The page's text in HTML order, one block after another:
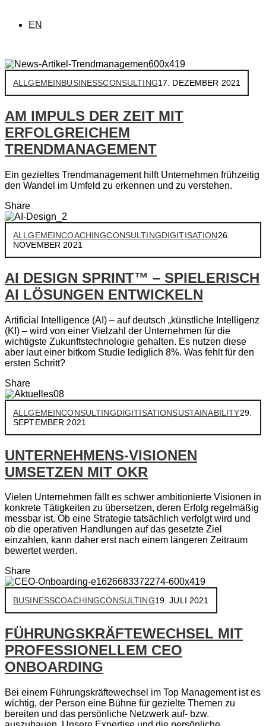
EN
ALLGEMEINBUSINESSCONSULTING17. DEZEMBER 2021
AM IMPULS DER ZEIT MIT
ERFOLGREICHEM
TRENDMANAGEMENT
Ein gezieltes Trendmanagement hilft Unternehmen frühzeitig
den Wandel im Umfeld zu erkennen und zu verstehen.
Share
ALLGEMEINCOACHINGCONSULTINGDIGITISATION26.
NOVEMBER 2021
AI DESIGN SPRINT™ – SPIELERISCH
AI LÖSUNGEN ENTWICKELN
Artificial Intelligence (AI) – auf deutsch „künstliche Intelligenz
(KI) – wird von einer Vielzahl der Unternehmen für die
wichtigste Zukunftstechnologie gehalten. Es nutzen diese
aber laut einer bitkom Studie lediglich 8%. Was fehlt für den
ersten Schritt?
Share
ALLGEMEINCONSULTINGDIGITISATIONSUSTAINABILITY29.
SEPTEMBER 2021
UNTERNEHMENS-VISIONEN
UMSETZEN MIT OKR
Vielen Unternehmen fällt es schwer ambitionierte Visionen in
konkrete Tätigkeiten zu übersetzen, deren Erfolg regelmäßig
messbar ist. Ob eine Strategie tatsächlich verfolgt wird und
ob die operativen Handlungen auf das gesetzte Ziel
einzahlen, kann daher erst nach einem längeren Zeitraum
bewertet werden.
Share
BUSINESSCOACHINGCONSULTING19. JULI 2021
FÜHRUNGSKRÄFTEWECHSEL MIT
PROFESSIONELLEM CEO
ONBOARDING
Bei einem Führungskräftewechsel im Top Management ist es
wichtig, der Person eine Bühne für gezielte Themen zu
bereiten und das persönliche Netzwerk auf- bzw.